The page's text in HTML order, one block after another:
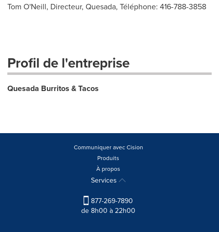
Tom O'Neill, Directeur, Quesada, Téléphone: 416-788-3858
Profil de l'entreprise
Quesada Burritos & Tacos
Communiquer avec Cision
Produits
À propos
Services
877-269-7890
de 8h00 à 22h00